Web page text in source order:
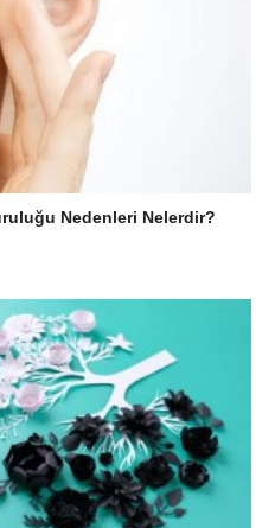
Nedenleri Nelerdir?